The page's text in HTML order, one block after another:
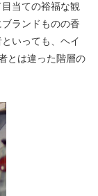
当ての裕福な観
ランドものの香
いっても、ヘイ
とは違った階層の